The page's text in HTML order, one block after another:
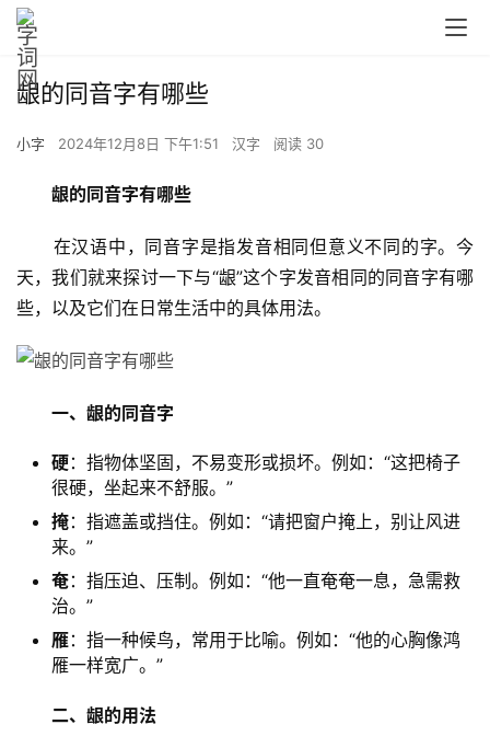
龈的同音字有哪些
小字 2024年12月8日 下午1:51 汉字 阅读 30
龈的同音字有哪些
在汉语中，同音字是指发音相同但意义不同的字。今
天，我们就来探讨一下与“龈”这个字发音相同的同音字有哪
些，以及它们在日常生活中的具体用法。
一、龈的同音字
硬：指物体坚固，不易变形或损坏。例如：“这把椅子
很硬，坐起来不舒服。”
掩：指遮盖或挡住。例如：“请把窗户掩上，别让风进
来。”
奄：指压迫、压制。例如：“他一直奄奄一息，急需救
治。”
雁：指一种候鸟，常用于比喻。例如：“他的心胸像鸿
雁一样宽广。”
二、龈的用法